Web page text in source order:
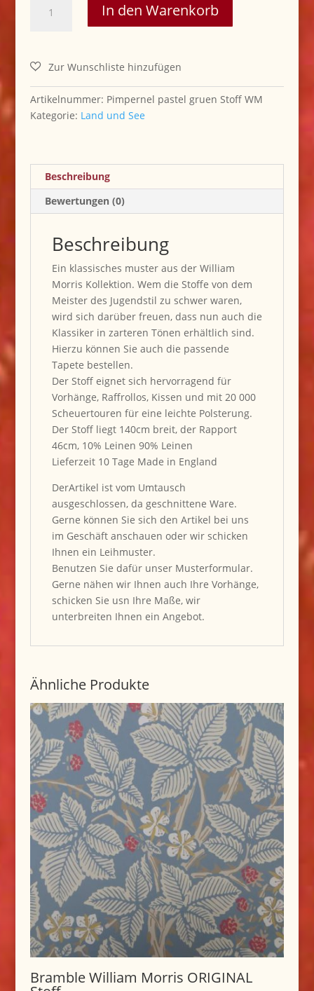
pastel
William
ORIGINAL
Menge
In den Warenkorb
Artikelnummer: Pimpernel pastel gruen Stoff WM
Kategorie: Land und See
Beschreibung
Bewertungen (0)
Beschreibung
Ein klassisches muster aus der William
Morris Kollektion. Wem die Stoffe von dem
Meister des Jugendstil zu schwer waren,
wird sich darüber freuen, dass nun auch die
Klassiker in zarteren Tönen erhältlich sind.
Hierzu können Sie auch die passende
Tapete bestellen.
Der Stoff eignet sich hervorragend für
Vorhänge, Raffrollos, Kissen und mit 20 000
Scheuertouren für eine leichte Polsterung.
Der Stoff liegt 140cm breit, der Rapport
46cm, 10% Leinen 90% Leinen
Lieferzeit 10 Tage Made in England
DerArtikel ist vom Umtausch
ausgeschlossen, da geschnittene Ware.
Gerne können Sie sich den Artikel bei uns
im Geschäft anschauen oder wir schicken
Ihnen ein Leihmuster.
Benutzen Sie dafür unser Musterformular.
Gerne nähen wir Ihnen auch Ihre Vorhänge,
schicken Sie usn Ihre Maße, wir
unterbreiten Ihnen ein Angebot.
Ähnliche Produkte
Bramble William Morris ORIGINAL